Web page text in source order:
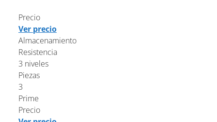
Precio
Ver precio
Almacenamiento
Resistencia
3 niveles
Piezas
3
Prime
Precio